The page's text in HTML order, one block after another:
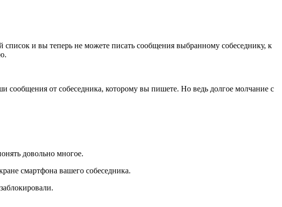
и вы теперь не можете писать сообщения выбранному собеседнику, к
сообщения от собеседника, которому вы пишете. Но ведь долгое молчание с
довольно многое.
смартфона вашего собеседника.